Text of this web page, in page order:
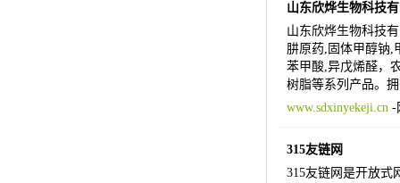
山东欣烨生物科技
山东欣烨生物科技
肼原药,固体甲醇钠,
苯甲酸,异戊烯醛，
树脂等系列产品。
www.sdxinyekeji.cn-
315友链网
315友链网是开放式